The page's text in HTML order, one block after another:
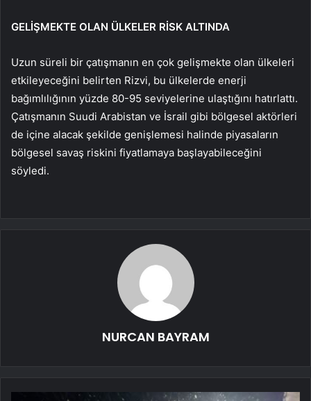
GELİŞMEKTE OLAN ÜLKELER RİSK ALTINDA
Uzun süreli bir çatışmanın en çok gelişmekte olan ülkeleri
etkileyeceğini belirten Rizvi, bu ülkelerde enerji
bağımlılığının yüzde 80-95 seviyelerine ulaştığını hatırlattı.
Çatışmanın Suudi Arabistan ve İsrail gibi bölgesel aktörleri
de içine alacak şekilde genişlemesi halinde piyasaların
bölgesel savaş riskini fiyatlamaya başlayabileceğini
söyledi.
NURCAN BAYRAM